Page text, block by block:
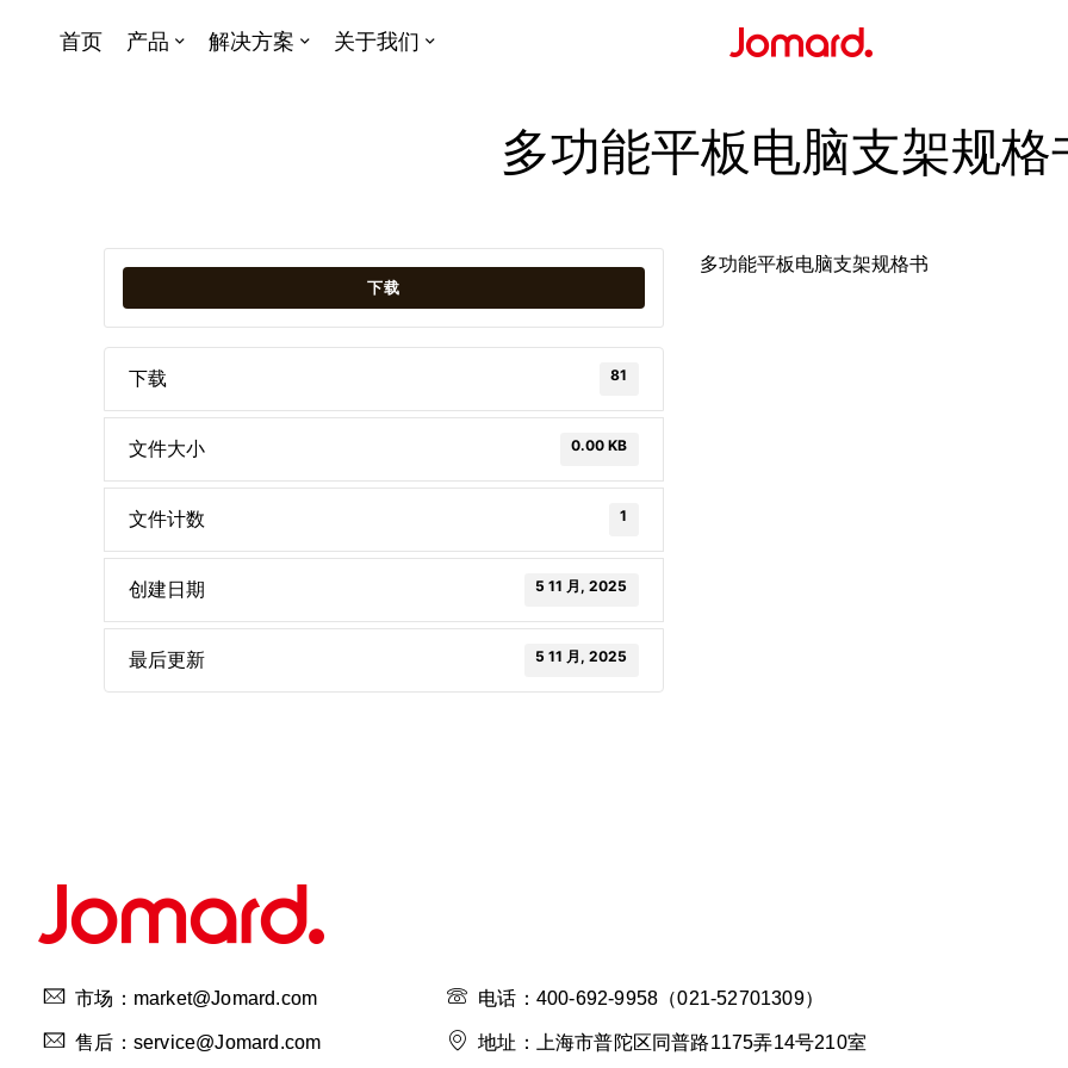
首页 产品 解决方案 关于我们
多功能平板电脑支架规格
下载
下载 81
文件大小 0.00 KB
文件计数 1
创建日期 5 11 月, 2025
最后更新 5 11 月, 2025
多功能平板电脑支架规格书
市场：market@Jomard.com
售后：service@Jomard.com
电话：400-692-9958（021-52701309）
地址：上海市普陀区同普路1175弄14号210室